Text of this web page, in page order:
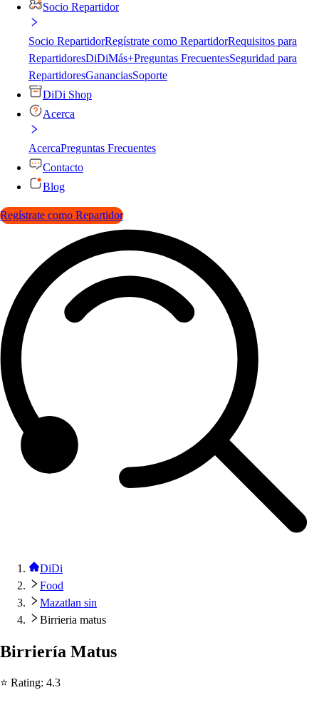
Socio Repartidor
Socio RepartidorRegístrate como RepartidorRequisitos para
RepartidoresDiDiMás+Preguntas FrecuentesSeguridad para
RepartidoresGananciasSoporte
DiDi Shop
Acerca
AcercaPreguntas Frecuentes
Contacto
Blog
Regístrate como Repartidor
DiDi
Food
Mazatlan sin
Birrieria matus
Birriería Matus
⭐ Rating: 4.3